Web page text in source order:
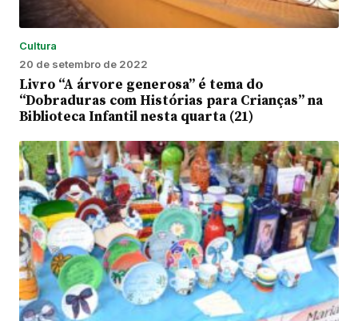
Cultura
20 de setembro de 2022
Livro “A árvore generosa” é tema do
“Dobraduras com Histórias para Crianças” na
Biblioteca Infantil nesta quarta (21)